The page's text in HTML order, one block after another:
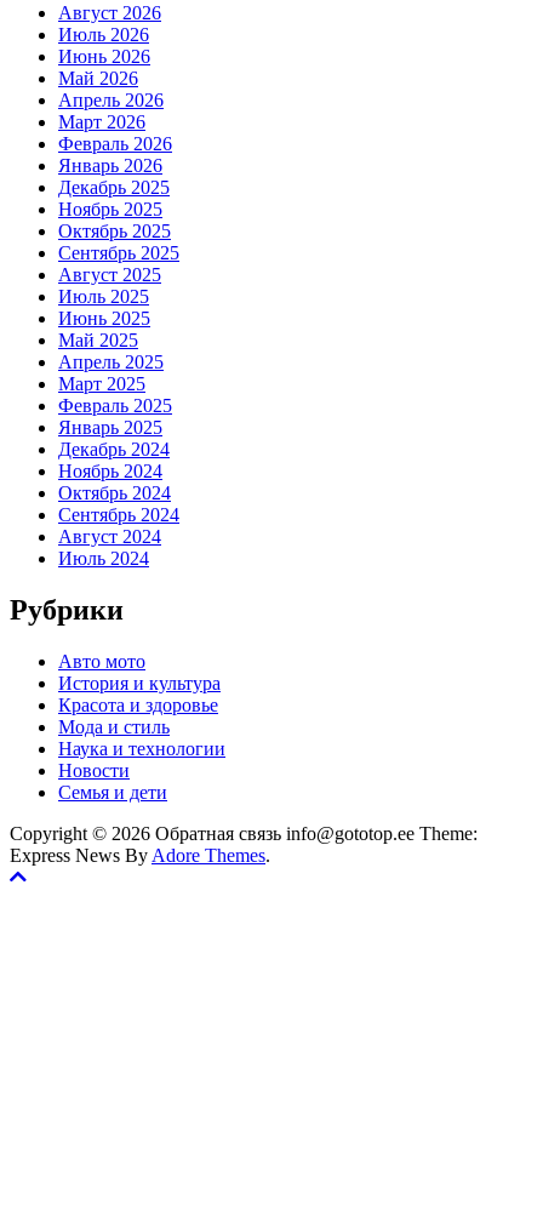
Август 2026
Июль 2026
Июнь 2026
Май 2026
Апрель 2026
Март 2026
Февраль 2026
Январь 2026
Декабрь 2025
Ноябрь 2025
Октябрь 2025
Сентябрь 2025
Август 2025
Июль 2025
Июнь 2025
Май 2025
Апрель 2025
Март 2025
Февраль 2025
Январь 2025
Декабрь 2024
Ноябрь 2024
Октябрь 2024
Сентябрь 2024
Август 2024
Июль 2024
Рубрики
Авто мото
История и культура
Красота и здоровье
Мода и стиль
Наука и технологии
Новости
Семья и дети
Copyright © 2026 Обратная связь info@gototop.ee Theme:
Express News By Adore Themes.